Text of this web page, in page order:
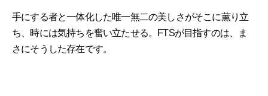
手にする者と一体化した唯一無二の美しさがそこに薫り立
ち、時には気持ちを奮い立たせる。FTSが目指すのは、ま
さにそうした存在です。